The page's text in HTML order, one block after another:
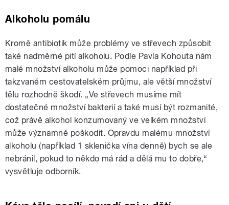
Alkoholu pomálu
Kromě antibiotik může problémy ve střevech způsobit
také nadměrné pití alkoholu. Podle Pavla Kohouta nám
malé množství alkoholu může pomoci například při
takzvaném cestovatelském průjmu, ale větší množství
tělu rozhodně škodí. „Ve střevech musíme mít
dostatečné množství bakterií a také musí být rozmanité,
což právě alkohol konzumovaný ve velkém množství
může významně poškodit. Opravdu malému množství
alkoholu (například 1 sklenička vína denně) bych se ale
nebránil, pokud to někdo má rád a dělá mu to dobře,“
vysvětluje odborník.